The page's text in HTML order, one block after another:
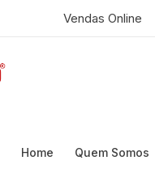
Vendas Online
Home Quem Somos